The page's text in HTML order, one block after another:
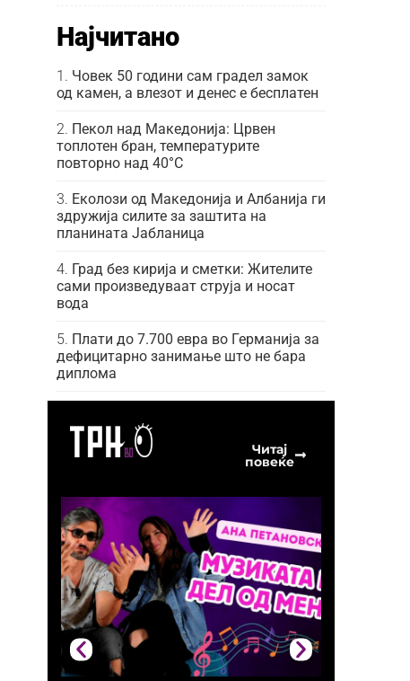
Најчитано
Човек 50 години сам градел замок
од камен, а влезот и денес е бесплатен
Пекол над Македонија: Црвен
топлотен бран, температурите
повторно над 40°C
Еколози од Македонија и Албанија ги
здружија силите за заштита на
планината Јабланица
Град без кирија и сметки: Жителите
сами произведуваат струја и носат
вода
Плати до 7.700 евра во Германија за
дефицитарно занимање што не бара
диплома
Читај
повеќе